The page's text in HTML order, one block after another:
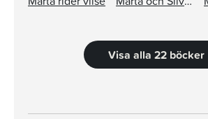
Visa alla 22 böcker